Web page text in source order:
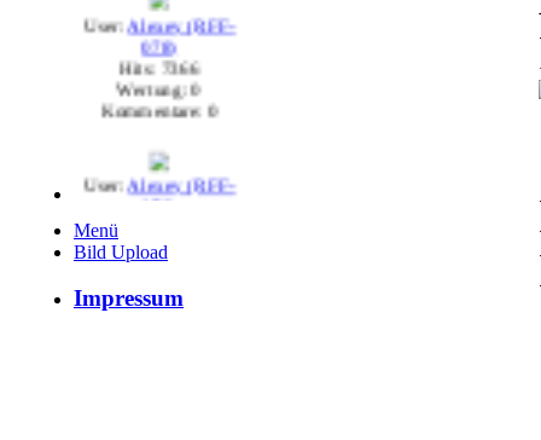
078)
Hits: 7366
Wertung: 0
Kommentare: 0
Alexey (RFF-
078)
Hits: 7143
Kommentare: 1
Menü
Bild Upload
Impressum